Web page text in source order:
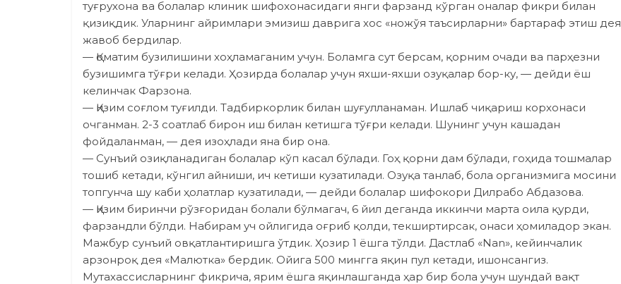
туғрухона ва болалар клиник шифохонасидаги янги фарзанд кўрган оналар фикри билан
қизиқдик. Уларнинг айримлари эмизиш даврига хос «ножўя таъсирларни» бартараф этиш дея
жавоб бердилар.
— Қоматим бузилишини хоҳламаганим учун. Боламга сут берсам, қорним очади ва парҳезни
бузишимга тўғри келади. Ҳозирда болалар учун яхши-яхши озуқалар бор-ку, — дейди ёш
келинчак Фарзона.
— Қизим соғлом туғилди. Тадбиркорлик билан шуғулланаман. Ишлаб чиқариш корхонаси
очганман. 2-3 соатлаб бирон иш билан кетишга тўғри келади. Шунинг учун кашадан
фойдаланман, — дея изоҳлади яна бир она.
— Сунъий озиқланадиган болалар кўп касал бўлади. Гоҳ қорни дам бўлади, гоҳида тошмалар
тошиб кетади, кўнгил айниши, ич кетиши кузатилади. Озуқа танлаб, бола организмига мосини
топгунча шу каби ҳолатлар кузатилади, — дейди болалар шифокори Дилрабо Абдазова.
— Қизим биринчи рўзғоридан болали бўлмагач, 6 йил деганда иккинчи марта оила қурди,
фарзандли бўлди. Набирам уч ойлигида оғриб қолди, текширтирсак, онаси ҳомиладор экан.
Мажбур сунъий овқатлантиришга ўтдик. Ҳозир 1 ёшга тўлди. Дастлаб «Nan», кейинчалик
арзонроқ дея «Малютка» бердик. Ойига 500 мингга яқин пул кетади, ишонсангиз.
Мутахассисларнинг фикрича, ярим ёшга яқинлашганда ҳар бир бола учун шундай вақт